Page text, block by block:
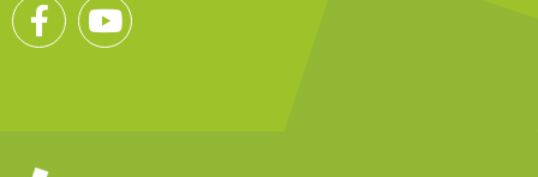
Facebook